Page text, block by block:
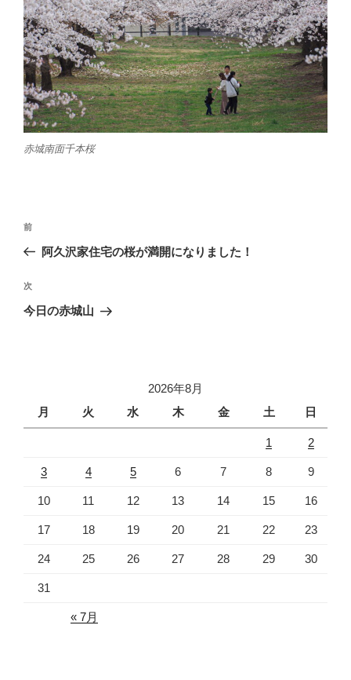
赤城南面千本桜
投
ビ
ゲ
前
の
稿
前
阿久沢家住宅の桜が満開になりました！
次
の
次
今日の赤城山
2026年8月
月
火 水 木 金 土 日
1 2
3 4 5 6 7 8 9
10 11 12 13 14 15 16
17 18 19 20 21 22 23
24 25 26 27 28 29 30
31
« 7月